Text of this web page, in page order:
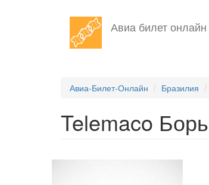
Авиа билет онлайн
Авиа-Билет-Онлайн Бразилия
Telemaco